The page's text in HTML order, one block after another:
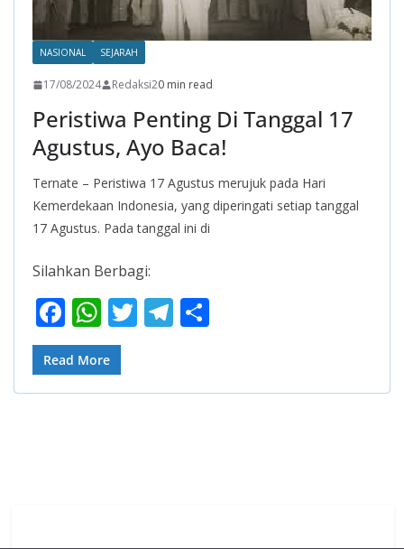
NASIONAL SEJARAH
17/08/2024 Redaksi20 min read
Peristiwa Penting Di Tanggal 17
Agustus, Ayo Baca!
Ternate – Peristiwa 17 Agustus merujuk pada Hari
Kemerdekaan Indonesia, yang diperingati setiap tanggal
17 Agustus. Pada tanggal ini di
Silahkan Berbagi:
F
ac
e
b
W
h
at
s
T
er
T
gr e
Read More